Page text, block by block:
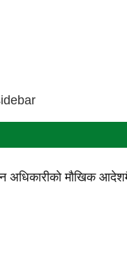
अधिकारीकाे माैखिक